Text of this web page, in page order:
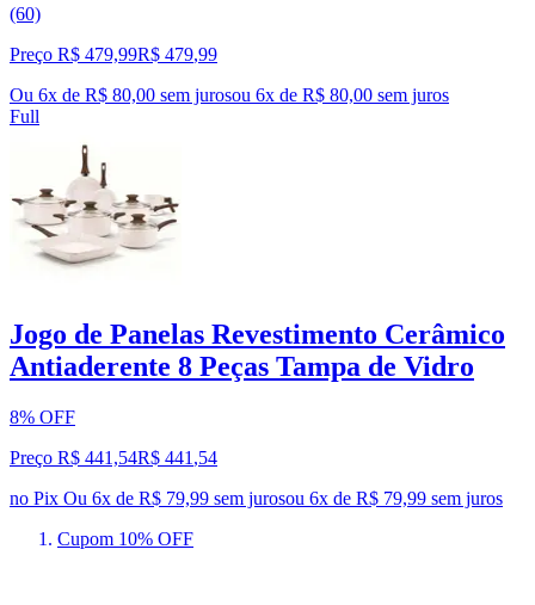
(60)
Preço R$ 479,99R$ 479,99
Ou 6x de R$ 80,00 sem jurosou 6x de R$ 80,00 sem juros
Full
Jogo de Panelas Revestimento Cerâmico
Antiaderente 8 Peças Tampa de Vidro
8% OFF
Preço R$ 441,54R$ 441 ,54
no Pix Ou 6x de R$ 79,99 sem jurosou 6x de R$ 79,99 sem juros
Cupom 10% OFF